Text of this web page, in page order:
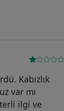
Kabızlık
var mı
ilgi ve